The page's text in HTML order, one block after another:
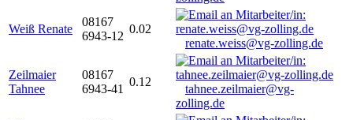
Weiß Renate
08167
6943-12
0.02
renate.weiss@vg-zolling.de
Zeilmaier
Tahnee
08167
6943-41
0.12
tahnee.zeilmaier@vg-
zolling.de